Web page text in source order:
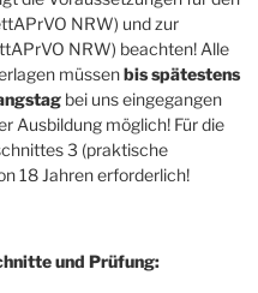
NRW) und zur
NRW) beachten! Alle
müssenbis spätestens
bei uns eingegangen
Ausbildung möglich! Für die
3 (praktische
18 Jahren erforderlich!
und Prüfung: